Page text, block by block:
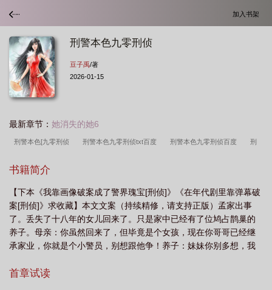
加入书架
刑警本色九零刑侦
豆子禹/著
2026-01-15
最新章节： 她消失的她6
刑警本色[九零刑侦 刑警本色九零刑侦txt百度 刑警本色九零刑侦百度 刑
读
书籍简介
【下本《我靠画像破案成了警界瑰宝[刑侦]》《在年代剧里靠弹幕破
案[刑侦]》求收藏】本文文案（持续精修，请支持正版）孟家出事
了。丢失了十八年的女儿回来了。只是家中已经有了位鸠占鹊巢的
养子。母亲：你虽然回来了，但毕竟是个女孩，现在你哥哥已经继
承家业，你就是个小警员，别想跟他争！养子：妹妹你别多想，我
照片，心思全在案情上，面对孟家人的骚扰，敷衍点头：死者的肺
首章试读